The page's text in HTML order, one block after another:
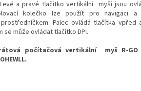
a pravé tlačítko vertikální myši jsou
kolečko lze použít pro navigaci
Palec ovládá tlačítka vpřed
může ovládat tlačítko DPI.
počítačová vertikální myš R-GO